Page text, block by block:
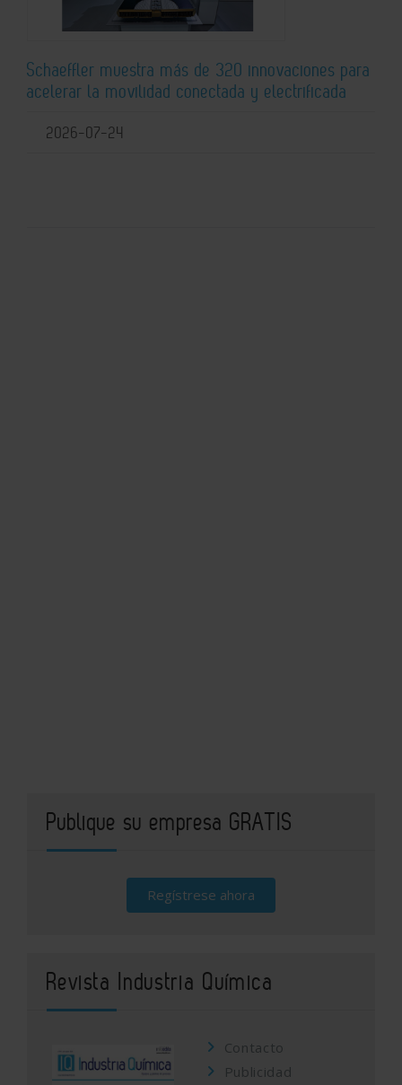
Schaeffler muestra más de 320 innovaciones para
acelerar la movilidad conectada y electrificada
2026-07-24
Publique su empresa GRATIS
Regístrese ahora
Revista Industria Química
Contacto
Publicidad